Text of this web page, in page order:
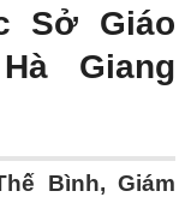
Sở Giáo
Giang
Bình, Giám